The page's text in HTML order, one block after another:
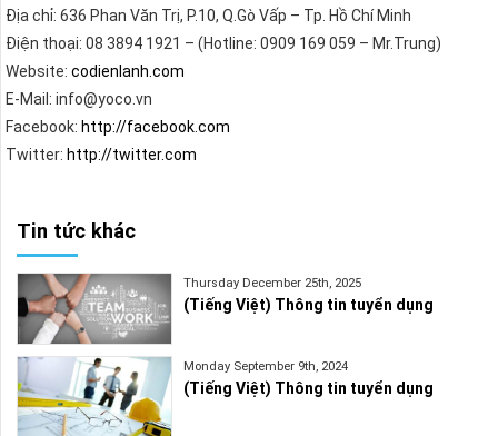
Địa chỉ: 636 Phan Văn Trị, P.10, Q.Gò Vấp – Tp. Hồ Chí Minh
Điện thoại: 08 3894 1921 – (Hotline: 0909 169 059 – Mr.Trung)
Website: codienlanh.com
E-Mail: info@yoco.vn
Facebook: http://facebook.com
Twitter: http://twitter.com
Tin tức khác
Thursday December 25th, 2025
(Tiếng Việt) Thông tin tuyển dụng
Monday September 9th, 2024
(Tiếng Việt) Thông tin tuyển dụng